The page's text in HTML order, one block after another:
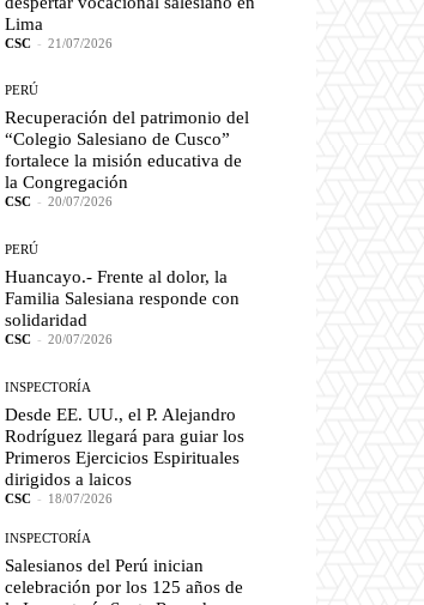
Lima
CSC - 21/07/2026
PERÚ
Recuperación del patrimonio del
“Colegio Salesiano de Cusco”
fortalece la misión educativa de
la Congregación
CSC - 20/07/2026
PERÚ
Huancayo.- Frente al dolor, la
Familia Salesiana responde con
solidaridad
CSC - 20/07/2026
INSPECTORÍA
Desde EE. UU., el P. Alejandro
Rodríguez llegará para guiar los
Primeros Ejercicios Espirituales
dirigidos a laicos
CSC - 18/07/2026
INSPECTORÍA
Salesianos del Perú inician
celebración por los 125 años de